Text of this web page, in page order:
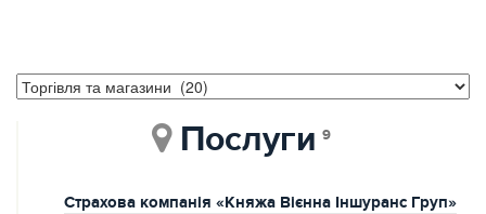
Послуги 9
Страхова компанія «Княжа Вієнна Іншуранс Груп»